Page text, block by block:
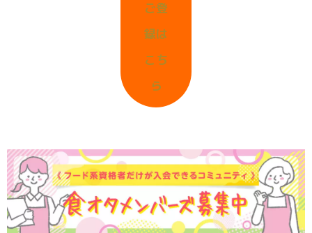
ご登
録は
こち
ら